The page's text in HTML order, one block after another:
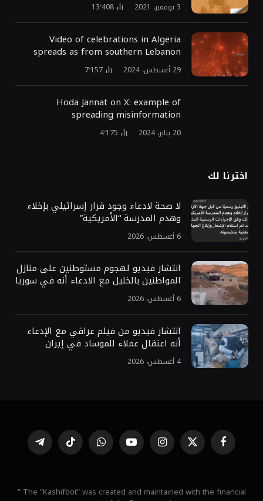
3 نوفمبر، 2021 13٬408
Video of celebrations in Algeria
spreads as from southern Lebanon
29 أغسطس، 2024 7٬157
Hoda Jannat on X: example of
spreading misinformation
20 يناير، 2024 4٬175
اخترنا لك
لا صحة لادعاء وجود قرار إسرائيلي بإخلاء
وهدم المدرسة “الأمريكية”
6 أغسطس، 2026
انتشار فيديو لهجوم مستوطنين على منازل
المواطنين بالخليل مع الادعاء أنه في سوريا
6 أغسطس، 2026
انتشار فيديو من فيلم عراقي مع الإدعاء
أنه اعتقال عملاء للموساد في إيران
4 أغسطس، 2026
فيسبوك X
(Twitter)
الانستغراميوتيوب واتساب تيكتوك تيلقرام
" The "Kashifbot" was created and maintained with the financial